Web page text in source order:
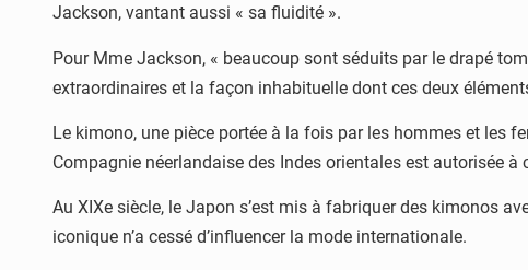
Jackson, vantant aussi « sa fluidité ».
Pour Mme Jackson, « beaucoup sont séduits par le drapé
extraordinaires et la façon inhabituelle dont ces deux
Le kimono, une pièce portée à la fois par les hommes et les
Compagnie néerlandaise des Indes orientales est autorisée
Au XIXe siècle, le Japon s’est mis à fabriquer des kimonos
iconique n’a cessé d’influencer la mode internationale.